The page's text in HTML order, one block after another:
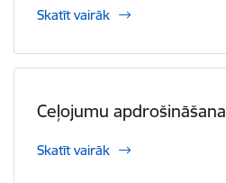
Skatīt vairāk
Ceļojumu apdrošināšana
Skatīt vairāk